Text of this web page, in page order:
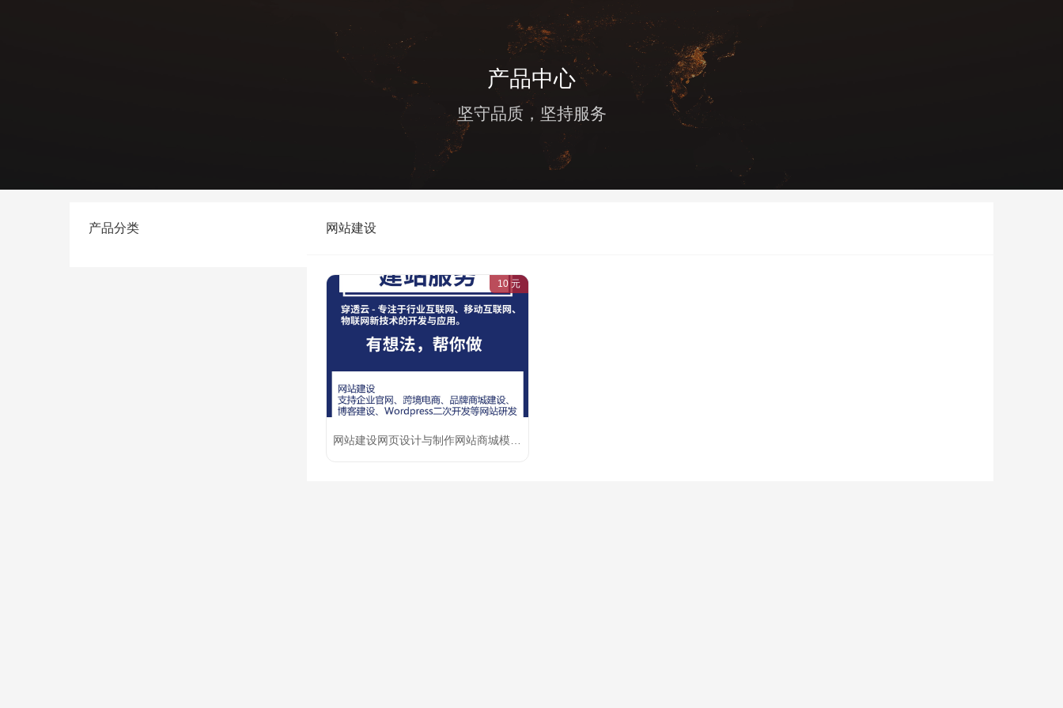
产品中心
坚守品质，坚持服务
产品分类 网站建设
10 元